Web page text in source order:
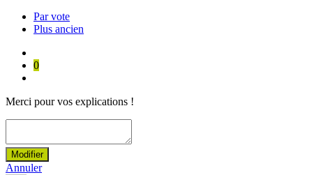
Par vote
Plus ancien
0
Merci pour vos explications !
Modifier
Annuler